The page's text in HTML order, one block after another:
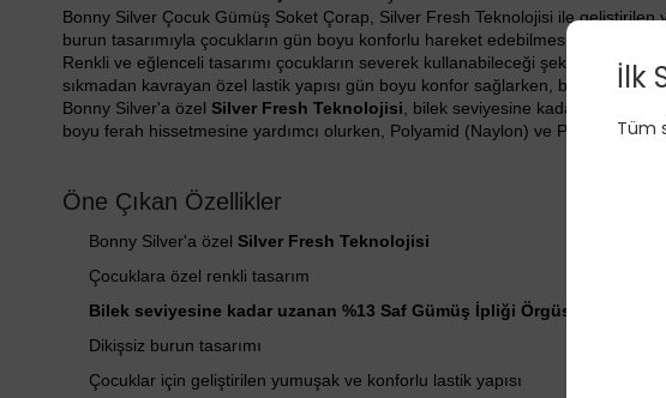
Bonny Silver Çocuk Gümüş Soket Çorap, Silver Fresh Teknolojisi ile geliştirilen
burun tasarımıyla çocukların gün boyu konforlu hareket edebilmesi için
Renkli ve eğlenceli tasarımı çocukların severek kullanabileceği şekilde
sıkmadan kavrayan özel lastik yapısı gün boyu konfor sağlarken, birçok
Bonny Silver'a özel Silver Fresh Teknolojisi , bilek seviyesine kadar uzanan
boyu ferah hissetmesine yardımcı olurken, Polyamid (Naylon) ve Polyester
Öne Çıkan Özellikler
Bonny Silver'a özel Silver Fresh Teknolojisi
Çocuklara özel renkli tasarım
Bilek seviyesine kadar uzanan %13 Saf Gümüş İpliği Örgüsü
Dikişsiz burun tasarımı
Çocuklar için geliştirilen yumuşak ve konforlu lastik yapısı
İlk
Tüm